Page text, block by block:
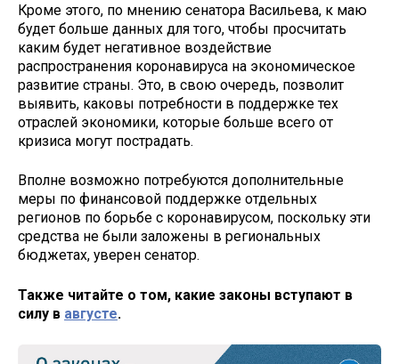
Кроме этого, по мнению сенатора Васильева, к маю
будет больше данных для того, чтобы просчитать
каким будет негативное воздействие
распространения коронавируса на экономическое
развитие страны. Это, в свою очередь, позволит
выявить, каковы потребности в поддержке тех
отраслей экономики, которые больше всего от
кризиса могут пострадать.
Вполне возможно потребуются дополнительные
меры по финансовой поддержке отдельных
регионов по борьбе с коронавирусом, поскольку эти
средства не были заложены в региональных
бюджетах, уверен сенатор.
Также читайте о том, какие законы вступают в
силу в августе.